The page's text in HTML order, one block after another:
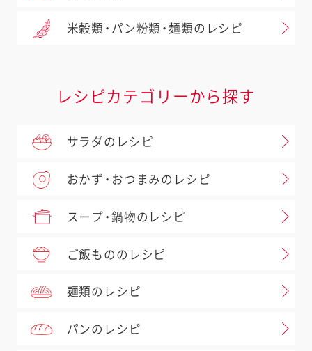
米穀類・パン粉類・麺類のレシピ
レシピカテゴリーから探す
サラダのレシピ
おかず・おつまみのレシピ
スープ・鍋物のレシピ
ご飯もののレシピ
麺類のレシピ
パンのレシピ